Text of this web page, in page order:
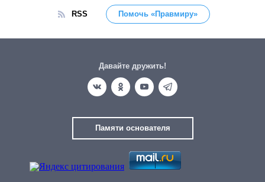
RSS Помочь «Правмиру»
Давайте дружить!
Памяти основателя